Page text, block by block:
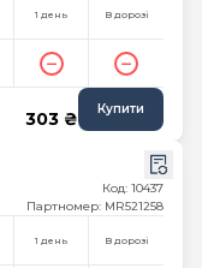
1 день В дорозі
303 ₴ Купити
Код: 10437
Партномер: MR521258
1 день В дорозі